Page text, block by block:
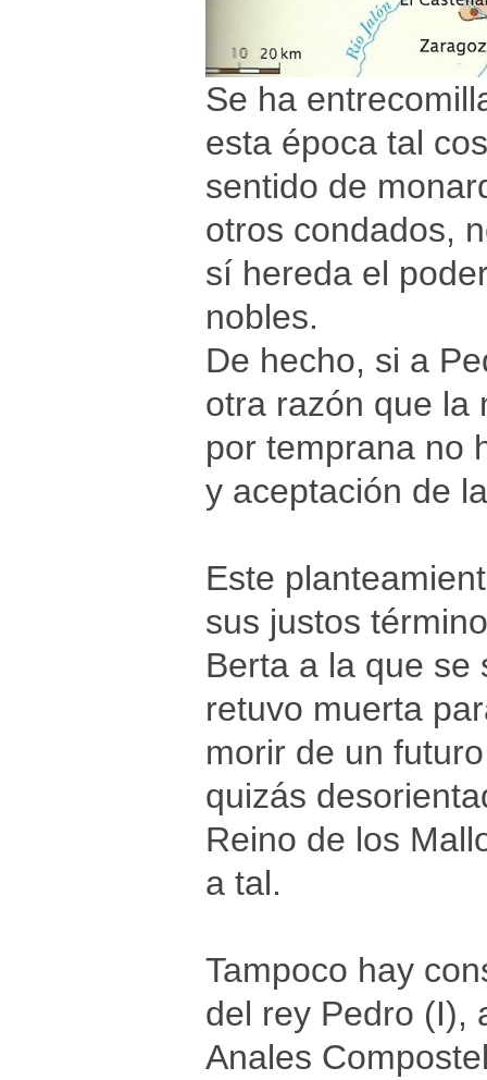
Se ha
esta época tal
sentido de
otros condados,
sí hereda el
nobles.
De hecho, si a
otra razón que la
por temprana no
y aceptación de
Este
sus justos
Berta a la que se
retuvo muerta
morir de un
quizás
Reino de los
a tal.
Tampoco hay
del rey Pedro (I),
Anales